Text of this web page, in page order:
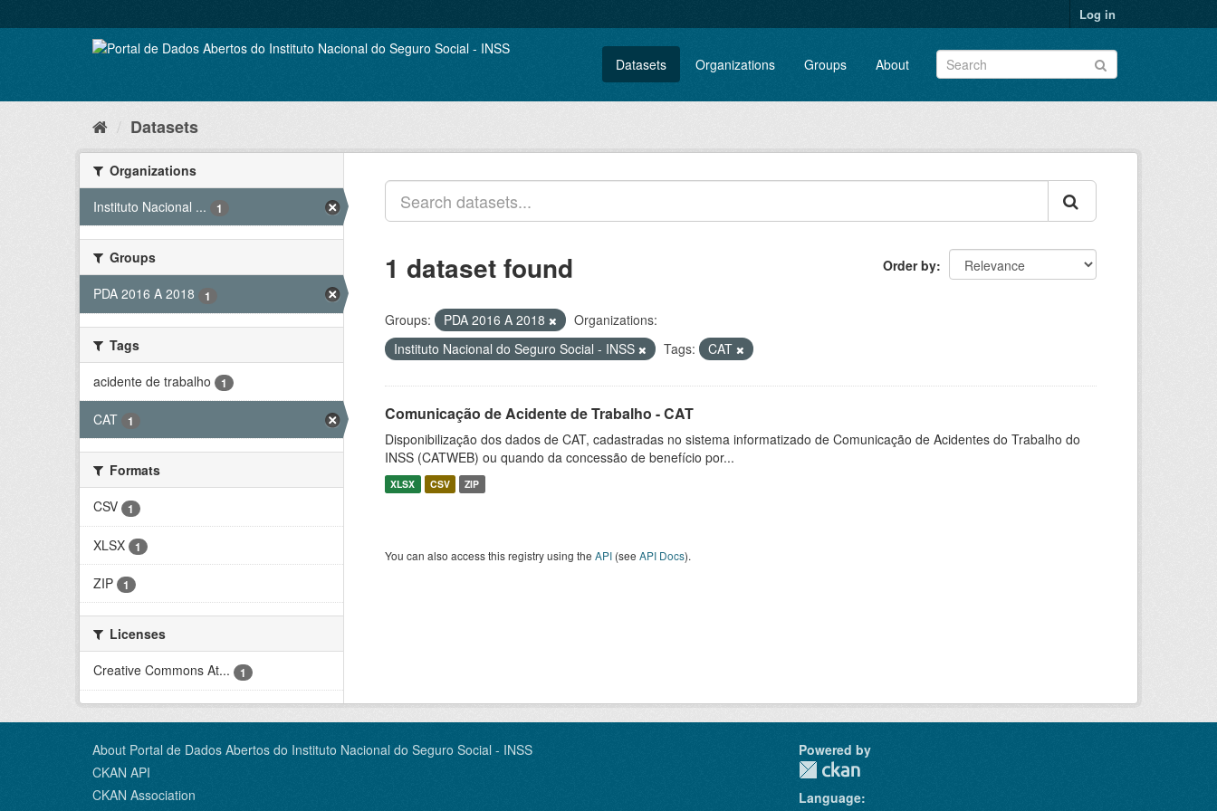
to
Log in
Datasets Organizations Groups About
Datasets
Organizations
Instituto Nacional ...
1
Groups
PDA 2016 A 2018
1
Tags
acidente de trabalho
1
CAT 1
Formats
CSV
1
XLSX 1
ZIP 1
Licenses
Creative Commons At...
1
Order by
1 dataset found
Groups: PDA 2016 A 2018
Organizations:
Instituto Nacional do Seguro Social - INSS
Tags: CAT
Comunicação de Acidente de Trabalho - CAT
Disponibilização dos dados de CAT, cadastradas no sistema informatizado de Comunicação de Acidentes do Trabalho do
INSS (CATWEB) ou quando da concessão de benefício por...
XLSX CSV ZIP
You can also access this registry using the API (see API Docs).
About Portal de Dados Abertos do Instituto Nacional do Seguro Social - INSS
CKAN API
CKAN Association
Powered by
Language